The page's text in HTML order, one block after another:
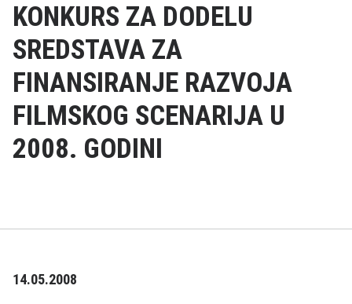
KONKURS ZA DODELU
SREDSTAVA ZA
FINANSIRANJE RAZVOJA
FILMSKOG SCENARIJA U
2008. GODINI
14.05.2008